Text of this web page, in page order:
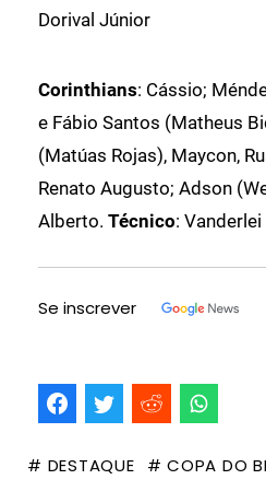
Dorival Júnior
Corinthians: Cássio;
e Fábio Santos (Matheus
(Matúas Rojas), Maycon,
Renato Augusto; Adson
Alberto. Técnico:
Se inscrever
# DESTAQUE # COPA DO